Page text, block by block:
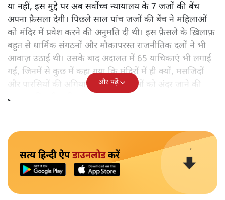
या नहीं, इस मुद्दे पर अब सर्वोच्च न्यायालय के 7 जजों की बेंच
अपना फ़ैसला देगी। पिछले साल पांच जजों की बेंच ने महिलाओं
को मंदिर में प्रवेश करने की अनुमति दी थी। इस फ़ैसले के ख़िलाफ़
बहुत से धार्मिक संगठनों और मौक़ापरस्त राजनीतिक दलों ने भी
आवाज़ उठाई थी। उसके बाद अदालत में 65 याचिकाएं भी लगाई
गईं, जिनमें से कुछ में कहा गया कि मंदिरों में ही क्यों, मसजिदों
और पारसियों की अगियारी में भी महिलाओं को अंदर जाने की
इजाजत मिलनी चाहिए।
और पढ़ें
सत्य हिन्दी ऐपडाउनलोडकरें